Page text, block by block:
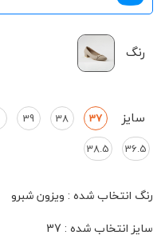
رنگ
سایز 37
38
39
36.5
38.5
رنگ انتخاب شده : ویزون شبرو
سایز انتخاب شده :
37